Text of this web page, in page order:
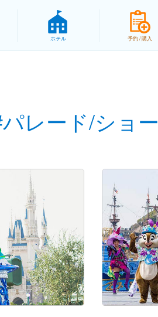
ホテル 予約 / 購入
レード/ショー